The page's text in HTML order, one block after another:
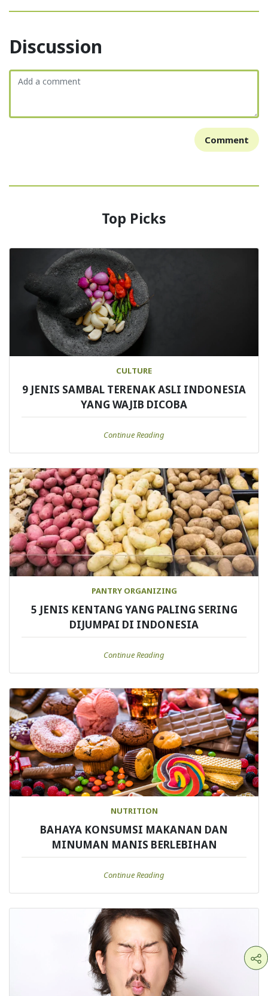
Discussion
Comment
Top Picks
CULTURE
9 JENIS SAMBAL TERENAK ASLI INDONESIA
YANG WAJIB DICOBA
Continue Reading
PANTRY ORGANIZING
5 JENIS KENTANG YANG PALING SERING
DIJUMPAI DI INDONESIA
Continue Reading
NUTRITION
BAHAYA KONSUMSI MAKANAN DAN
MINUMAN MANIS BERLEBIHAN
Continue Reading